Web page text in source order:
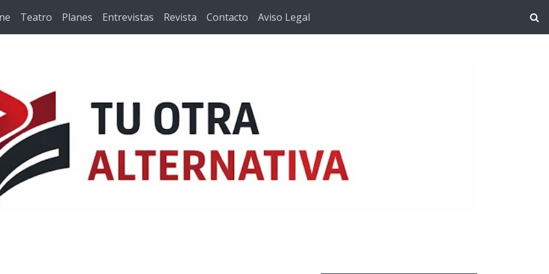
Teatro Planes Entrevistas Revista Contacto Aviso Legal